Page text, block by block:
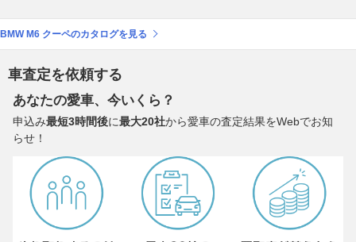
BMW M6 クーペのカタログを見る
車査定を依頼する
あなたの愛車、今いくら？
申込み最短3時間後に最大20社から愛車の査定結果をWebでお知
らせ！